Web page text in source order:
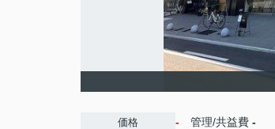
価格 - 管理/共益費 -